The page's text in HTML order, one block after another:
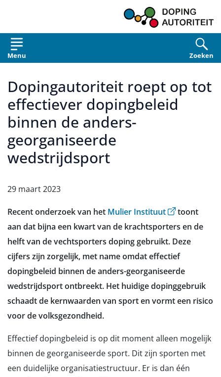
Menu Zoeken
Dopingautoriteit roept op tot
effectiever dopingbeleid
binnen de anders-
georganiseerde
wedstrijdsport
29 maart 2023
Recent onderzoek van het Mulier Instituut(opent
toont
aan dat bijna een kwart van de krachtsporters en de
helft van de vechtsporters doping gebruikt. Deze
cijfers zijn zorgelijk, met name omdat effectief
dopingbeleid binnen de anders-georganiseerde
wedstrijdsport ontbreekt. Het huidige dopinggebruik
schaadt de kernwaarden van sport en vormt een risico
voor de volksgezondheid.
Effectief dopingbeleid is op dit moment alleen mogelijk
binnen de georganiseerde sport. Dit zijn sporten met
een duidelijke organisatiestructuur. Er is dan één